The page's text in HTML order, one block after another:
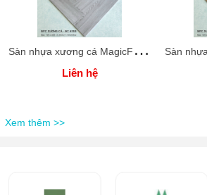
S
àn nhựa xương cá MagicFloor SC6153
Liên hệ
Xem thêm >>